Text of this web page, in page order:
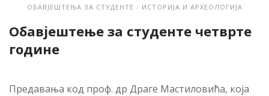
ОБАВЈЕШТЕЊА ЗА СТУДЕНТЕ - ИСТОРИЈА И АРХЕОЛОГИЈА
Обавјештење за студенте четврте
године
Предавања код проф. др Драге Мастиловића, која